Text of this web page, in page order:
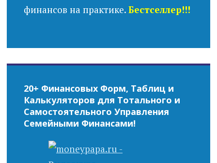
финансов на практике. Бестселлер!!!
20+ Финансовых Форм, Таблиц и
Калькуляторов для Тотального и
Самостоятельного Управления
Семейными Финансами!